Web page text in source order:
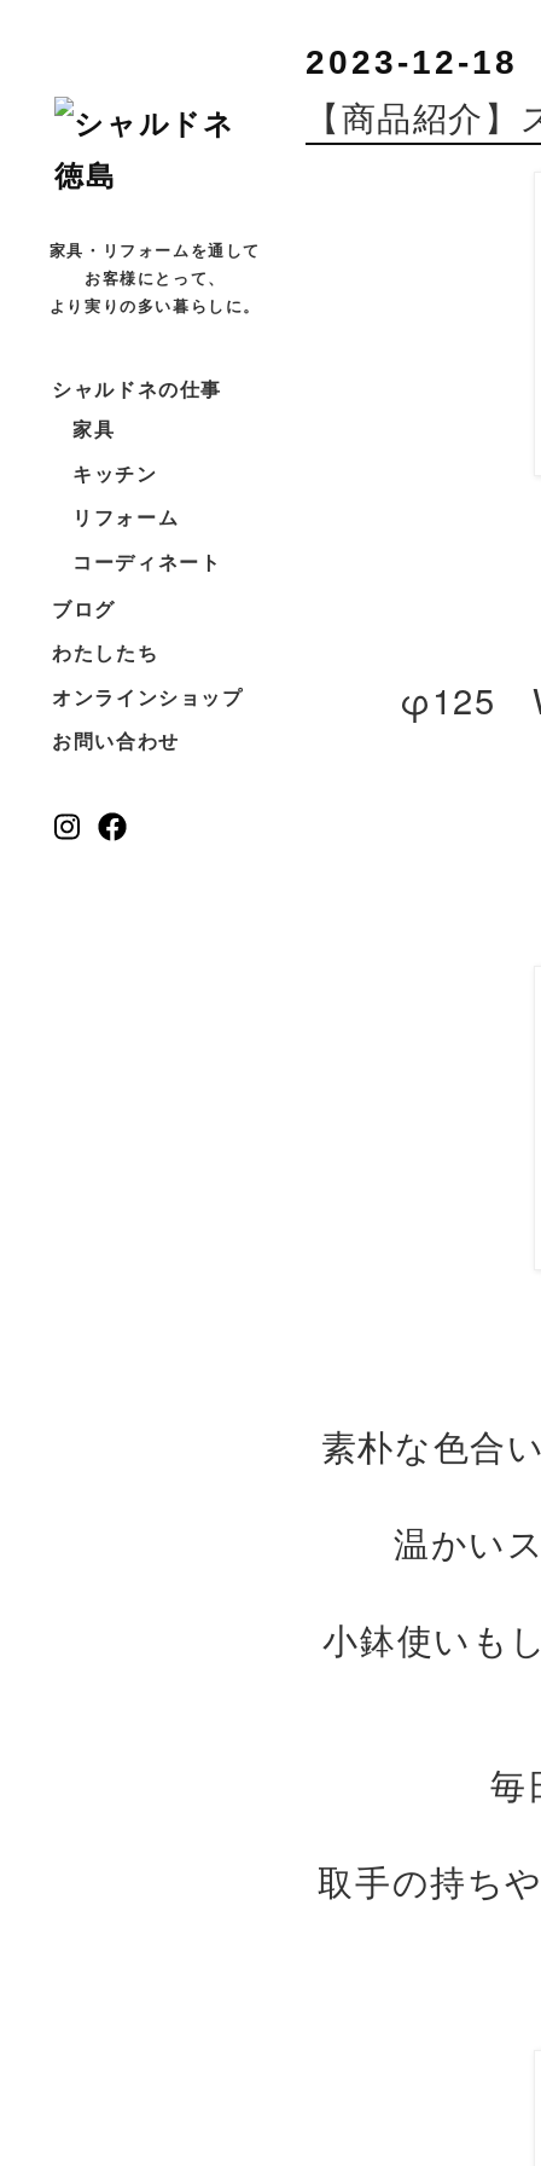
家具・リフォームを通して
お客様にとって、
より実りの多い暮らしに。
シャルドネの仕事
家具
キッチン
リフォーム
コーディネート
ブログ
わたしたち
オンラインショップ
お問い合わせ
2023-12-18
【商品紹介
φ125
素朴な色合
温かい
小鉢使いも
毎
取手の持ち